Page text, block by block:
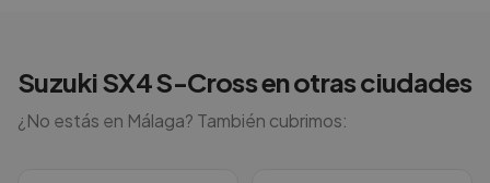
SuzukiSX4 S-Crossen otras ciudades
¿No estás en Málaga? También cubrimos: